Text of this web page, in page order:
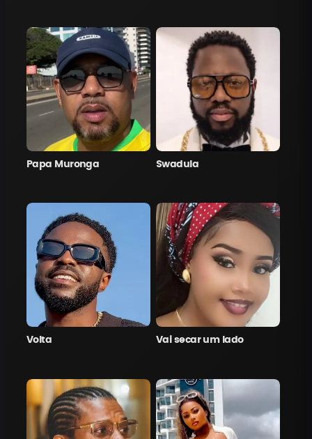
Papa Muronga Swadula
Volta Vai secar um lado